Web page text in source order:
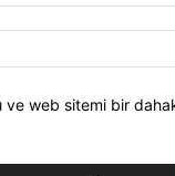
ve web sitemi bir